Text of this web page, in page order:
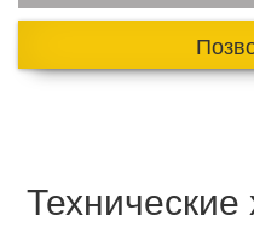
Технические